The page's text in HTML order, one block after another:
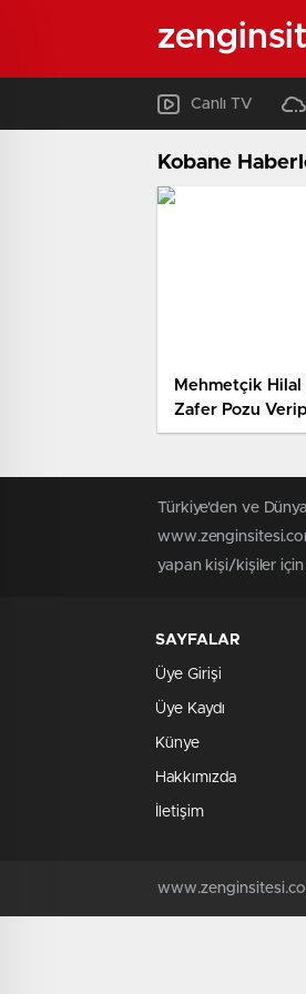
Canlı TV
Kobane
Mehmetçik
Zafer Pozu
Andı ile
Türkiye'den ve
yapan kişi/kişiler için
SAYFALAR
Üye Girişi
Üye Kaydı
Künye
Hakkımızda
İletişim